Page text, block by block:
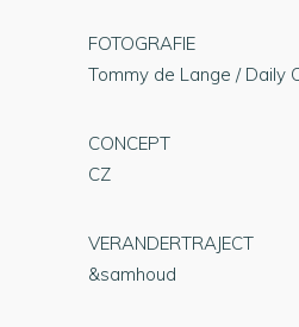
FOTOGRAFIE
Tommy de Lange / Daily
CONCEPT
CZ
VERANDERTRAJECT
&samhoud